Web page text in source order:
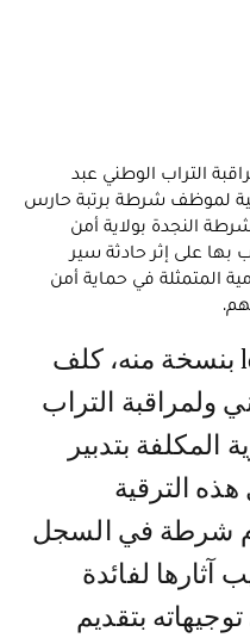
التراب الوطني عبد
لموظف شرطة برتبة حارس
النجدة بولاية أمن
بها على إثر حادثة سير
المتمثلة في حماية أمن
ولمراقبة التراب
المكلفة بتدبير
الترقية
شرطة في السجل
آثارها لفائدة
بتقديم